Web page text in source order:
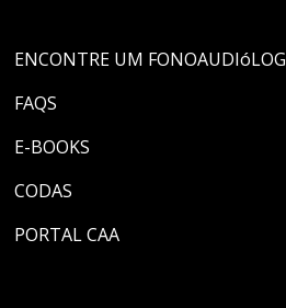
ENCONTRE UM
FAQS
E-BOOKS
CODAS
PORTAL CAA